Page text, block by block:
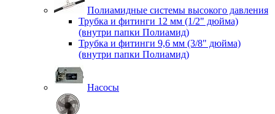
Полиамидные системы высокого давления
Трубка и фитинги 12 мм (1/2" дюйма)
(внутри папки Полиамид)
Трубка и фитинги 9,6 мм (3/8" дюйма)
(внутри папки Полиамид)
Насосы